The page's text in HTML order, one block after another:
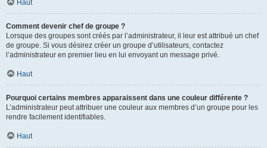
Haut
Comment devenir chef de groupe ?
Lorsque des groupes sont créés par l’administrateur, il leur est attribué un chef
de groupe. Si vous désirez créer un groupe d’utilisateurs, contactez
l’administrateur en premier lieu en lui envoyant un message privé.
Haut
Pourquoi certains membres apparaissent dans une couleur différente ?
L’administrateur peut attribuer une couleur aux membres d’un groupe pour les
rendre facilement identifiables.
Haut